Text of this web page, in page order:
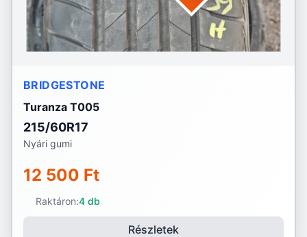
BRIDGESTONE
Turanza T005
215/60R17
Nyári gumi
12 500 Ft
Raktáron:4 db
Részletek